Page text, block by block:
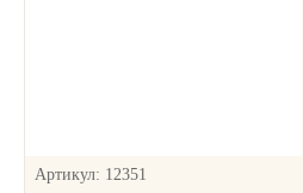
Артикул: 12351